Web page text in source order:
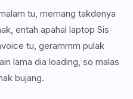
tu, memang takdenya
entah apahal laptop Sis
tu, gerammm pulak
lama dia loading, so malas
bujang.